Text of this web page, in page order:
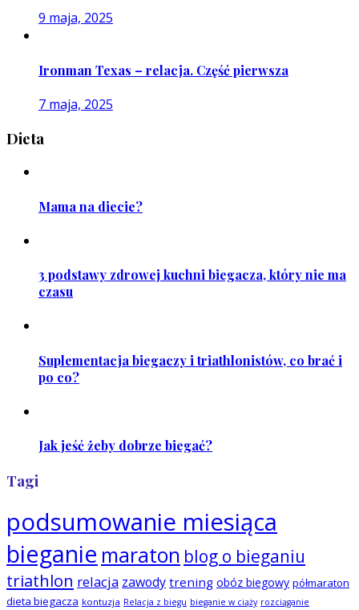
9 maja, 2025
Ironman Texas – relacja. Część pierwsza
7 maja, 2025
Dieta
Mama na diecie?
3 podstawy zdrowej kuchni biegacza, który nie ma
czasu
Suplementacja biegaczy i triathlonistów, co brać i
po co?
Jak jeść żeby dobrze biegać?
Tagi
podsumowanie miesiąca
bieganie maraton blog o bieganiu
triathlon relacja zawody trening obóz biegowy półmaraton
dieta biegacza kontuzja Relacja z biegu bieganie w ciąży rozciąganie